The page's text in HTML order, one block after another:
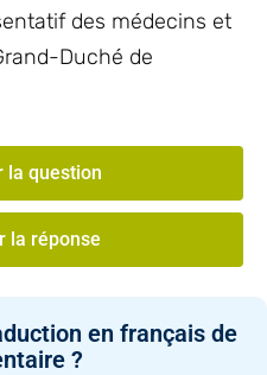
des médecins et
Duché de
la question
la réponse
en français de
?